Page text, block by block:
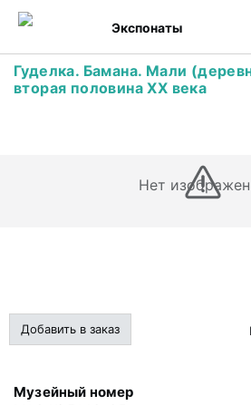
Экспонаты
Гуделка. Бамана. Мали
вторая половина ХХ века
Нет
Добавить в заказ
Музейный номер